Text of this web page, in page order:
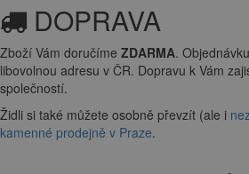
DOPRAVA
Zboží Vám doručíme ZDARMA.
libovolnou adresu v ČR. Dopravu k Vám
společností.
Židli si také můžete osobně převzít (ale i
kamenné prodejně v Praze.